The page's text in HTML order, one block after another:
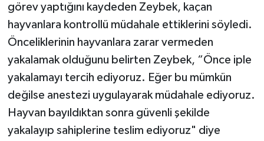
görev yaptığını kaydeden Zeybek, kaçan
hayvanlara kontrollü müdahale ettiklerini söyledi.
Önceliklerinin hayvanlara zarar vermeden
yakalamak olduğunu belirten Zeybek, “Önce iple
yakalamayı tercih ediyoruz. Eğer bu mümkün
değilse anestezi uygulayarak müdahale ediyoruz.
Hayvan bayıldıktan sonra güvenli şekilde
yakalayıp sahiplerine teslim ediyoruz" diye